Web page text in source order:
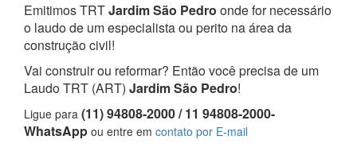
Emitimos TRTJardim São Pedro onde for necessário
o laudo de um especialista ou perito na área da
construção civil!
Vai construir ou reformar? Então você precisa de um
Laudo TRT (ART) Jardim São Pedro!
Ligue para (11) 94808-2000 / 11 94808-2000-
WhatsApp ou entre em contato por E-mail